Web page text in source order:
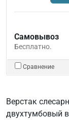
Самовывоз
Бесплатно.
Сравнение
Верстак
двухтумбовый